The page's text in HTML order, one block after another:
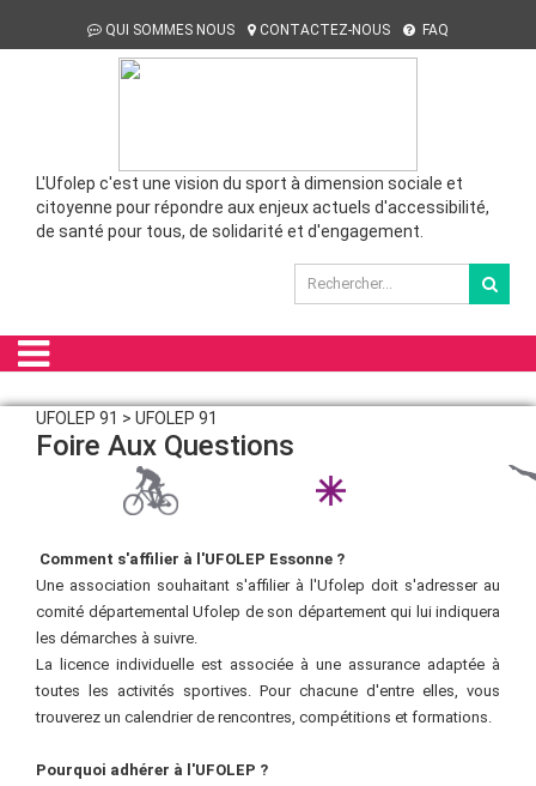
QUI SOMMES NOUS CONTACTEZ-NOUS FAQ
L'Ufolep c'est une vision du sport à dimension sociale et
citoyenne pour répondre aux enjeux actuels d'accessibilité,
de santé pour tous, de solidarité et d'engagement.
UFOLEP 91 > UFOLEP 91
Foire Aux Questions
Comment s'affilier à l'UFOLEP Essonne ?
Une association souhaitant s'affilier à l'Ufolep doit s'adresser au
comité départemental Ufolep de son département qui lui indiquera
les démarches à suivre.
La licence individuelle est associée à une assurance adaptée à
toutes les activités sportives. Pour chacune d'entre elles, vous
trouverez un calendrier de rencontres, compétitions et formations.
Pourquoi adhérer à l'UFOLEP ?